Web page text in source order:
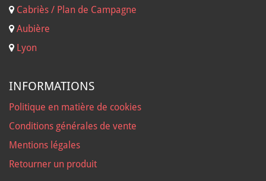
Cabriès / Plan de Campagne
Aubière
Lyon
INFORMATIONS
Politique en matière de cookies
Conditions générales de vente
Mentions légales
Retourner un produit